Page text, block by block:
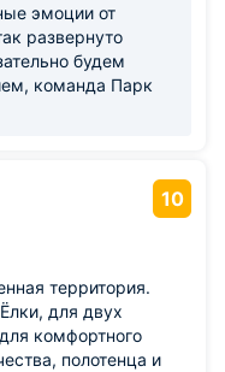
эмоции от
развернуто
будем
команда Парк
10
территория.
для двух
комфортного
полотенца и